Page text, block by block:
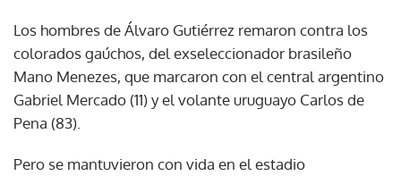
Los hombres de Álvaro Gutiérrez remaron contra los
colorados gaúchos, del exseleccionador brasileño
Mano Menezes, que marcaron con el central argentino
Gabriel Mercado (11) y el volante uruguayo Carlos de
Pena (83).
Pero se mantuvieron con vida en el estadio